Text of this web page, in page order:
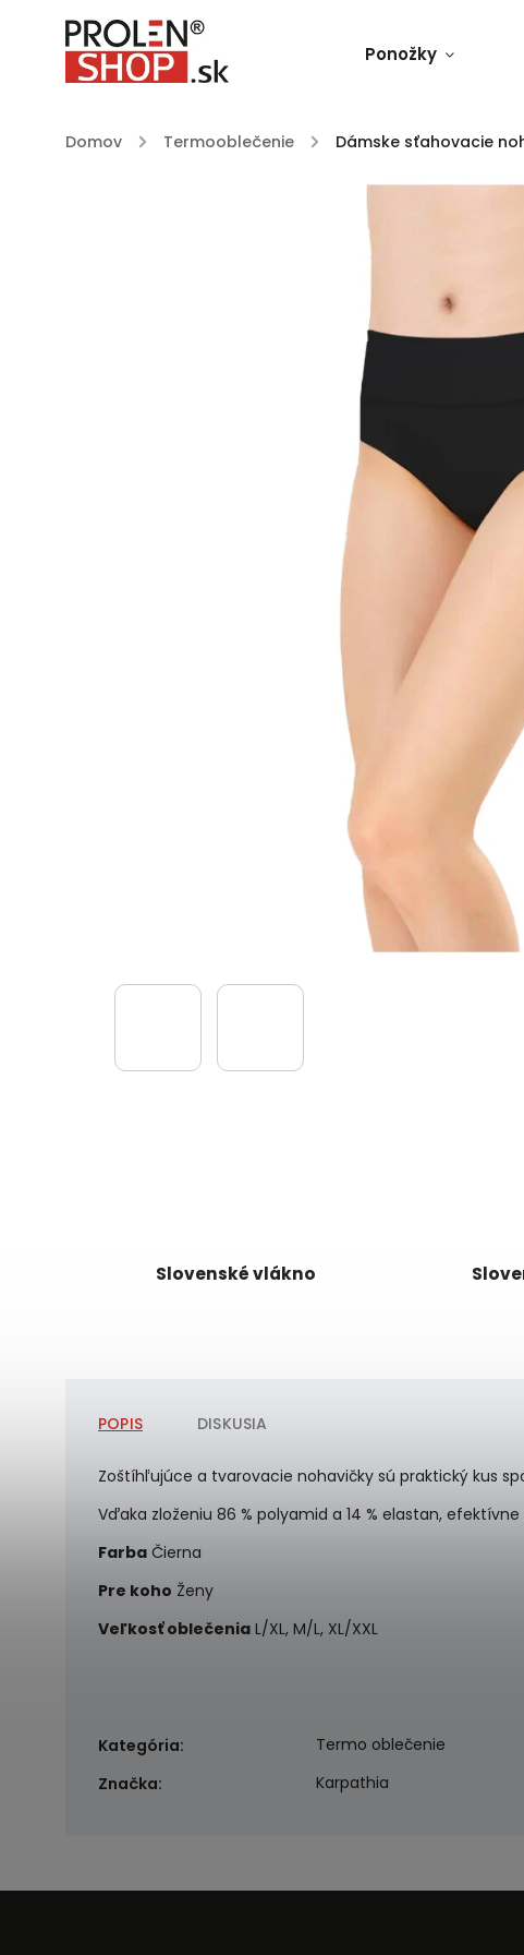
Ponožky
Domov / Termooblečenie / Dámske sťahovacie
Slovenské vlákno
POPIS DISKUSIA
Zoštíhľujúce a tvarovacie nohavičky sú praktický kus
Vďaka zloženiu 86 % polyamid a 14 % elastan,
Farba Čierna
Pre koho Ženy
Veľkosť oblečenia L/XL, M/L, XL/XXL
Kategória:
Termo oblečenie
Značka: Karpathia